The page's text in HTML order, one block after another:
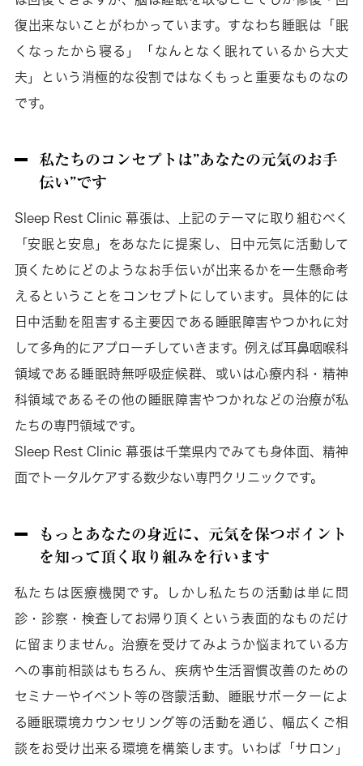
復出来ないことがわかっています。すなわち睡眠は「眠
くなったから寝る」「なんとなく眠れているから大丈
夫」という消極的な役割ではなくもっと重要なものなの
です。
私たちのコンセプトは”あなたの元気のお手
伝い”です
Sleep Rest Clinic 幕張は、上記のテーマに取り組むべく
「安眠と安息」をあなたに提案し、日中元気に活動して
頂くためにどのようなお手伝いが出来るかを一生懸命考
えるということをコンセプトにしています。具体的には
日中活動を阻害する主要因である睡眠障害やつかれに対
して多角的にアプローチしていきます。例えば耳鼻咽喉科
領域である睡眠時無呼吸症候群、或いは心療内科・精神
科領域であるその他の睡眠障害やつかれなどの治療が私
たちの専門領域です。
Sleep Rest Clinic 幕張は千葉県内でみても身体面、精神
面でトータルケアする数少ない専門クリニックです。
もっとあなたの身近に、元気を保つポイント
を知って頂く取り組みを行います
私たちは医療機関です。しかし私たちの活動は単に問
診・診察・検査してお帰り頂くという表面的なものだけ
に留まりません。治療を受けてみようか悩まれている方
への事前相談はもちろん、疾病や生活習慣改善のための
セミナーやイベント等の啓蒙活動、睡眠サポーターによ
る睡眠環境カウンセリング等の活動を通じ、幅広くご相
談をお受け出来る環境を構築します。いわば「サロン」